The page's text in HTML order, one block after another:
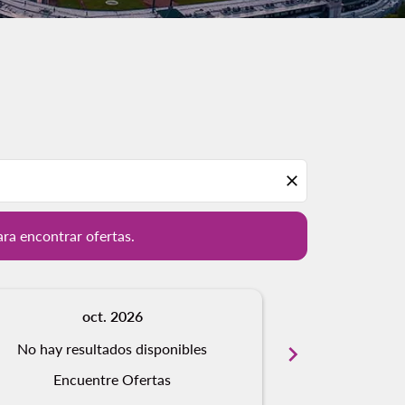
close
encontrar ofertas.
para encontrar ofertas.
oct. 2026
No hay resultados disponibles
Encuentre Ofertas
chevron_right